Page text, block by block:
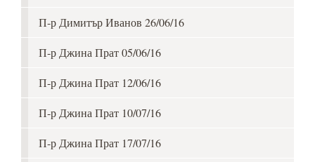
П-р Димитър Иванов 26/06/16
П-р Джина Прат 05/06/16
П-р Джина Прат 12/06/16
П-р Джина Прат 10/07/16
П-р Джина Прат 17/07/16